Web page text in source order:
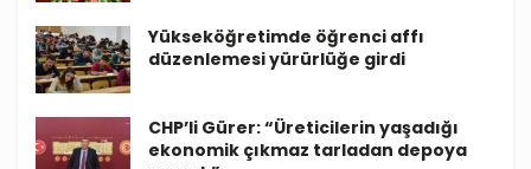
Yükseköğretimde öğrenci affı
düzenlemesi yürürlüğe girdi
CHP’li Gürer: “Üreticilerin yaşadığı
ekonomik çıkmaz tarladan depoya